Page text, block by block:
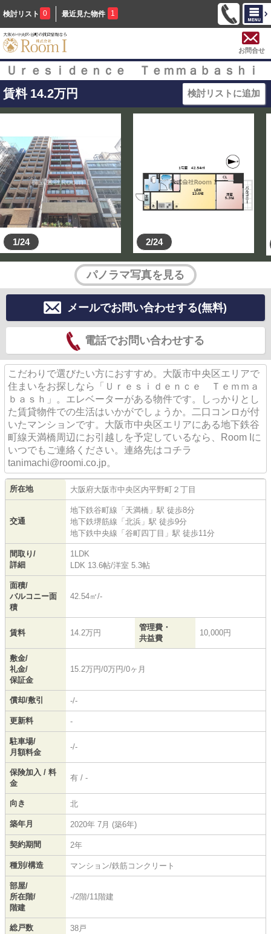
検討リスト 0 最近見た物件 1
お問合せ
Ｕｒｅｓｉｄｅｎｃｅ Ｔｅｍｍａｂａｓｈｉ
賃料 14.2万円 検討リストに追加
1/24 2/24
パノラマ写真を見る
メールでお問い合わせする(無料)
電話でお問い合わせする
こだわりで選びたい方におすすめ。大阪市中央区エリアで
住まいをお探しなら「Ｕｒｅｓｉｄｅｎｃｅ Ｔｅｍｍａ
ｂａｓｈ」。エレベーターがある物件です。しっかりとし
た賃貸物件での生活はいかがでしょうか。二口コンロが付
いたマンションです。大阪市中央区エリアにある地下鉄谷
町線天満橋周辺にお引越しを予定しているなら、Room Iに
いつでもご連絡ください。連絡先はコチラ
tanimachi@roomi.co.jp。
所在地 大阪府大阪市中央区内平野町 ２丁目
交通
地下鉄谷町線 「 天満橋 」駅 徒歩8分
地下鉄堺筋線 「 北浜 」駅 徒歩9分
地下鉄中央線 「 谷町四丁目 」駅 徒歩11分
間取り/
詳細
1LDK
LDK 13.6帖/洋室 5.3帖
面積/
バルコニー面
積
42.54㎡/-
賃料 14.2万円
管理費・
共益費
10,000円
敷金/
礼金/
保証金
15.2万円/0万円/0ヶ月
償却/敷引 -/-
更新料 -
駐車場/
月額料金
-/-
保険加入 / 料
金
有 / -
向き 北
築年月 2020年 7月 (築6年)
契約期間 2年
種別/構造 マンション/鉄筋コンクリート
部屋/
所在階/
階建
-/2階/11階建
総戸数 38戸